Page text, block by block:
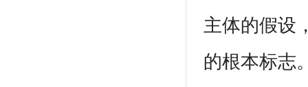
主体的假设
的根本标志